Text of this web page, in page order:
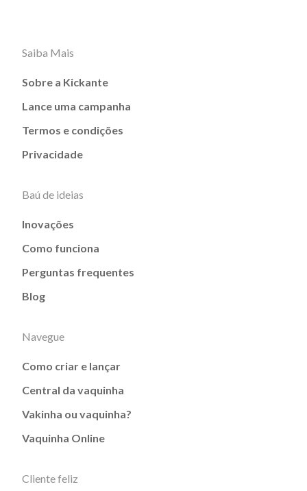
Saiba Mais
Sobre a Kickante
Lance uma campanha
Termos e condições
Privacidade
Baú de ideias
Inovações
Como funciona
Perguntas frequentes
Blog
Navegue
Como criar e lançar
Central da vaquinha
Vakinha ou vaquinha?
Vaquinha Online
Cliente feliz